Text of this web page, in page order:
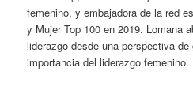
femenino, y embajadora de la red
y Mujer Top 100 en 2019. Lomana
liderazgo desde una perspectiva
importancia del liderazgo femenino.